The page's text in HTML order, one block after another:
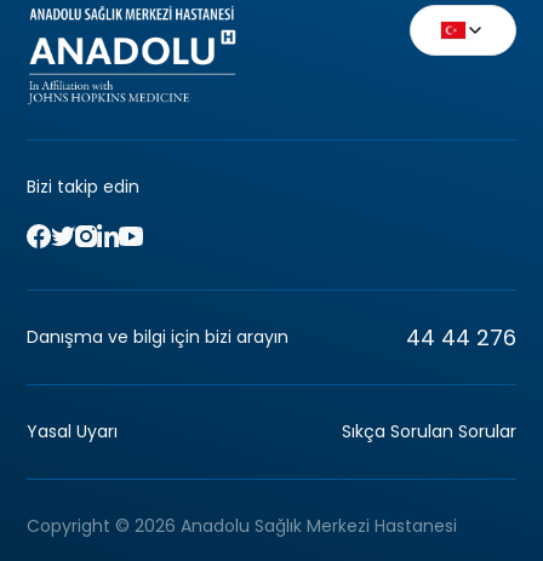
Bizi takip edin
Danışma ve bilgi için bizi arayın 44 44 276
Yasal Uyarı Sıkça Sorulan Sorular
Copyright © 2026 Anadolu Sağlık Merkezi Hastanesi